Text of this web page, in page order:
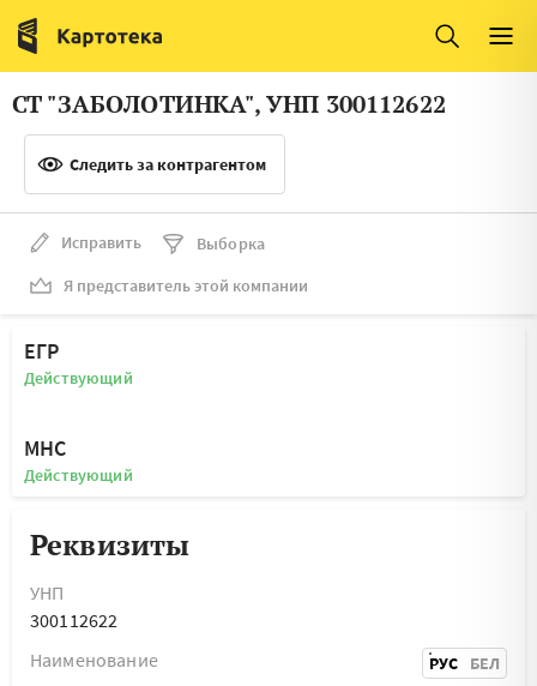
Италия
Люксембург
Литва
Нидерланды
СТ "ЗАБОЛОТИНКА", УНП 300112622
Следить за контрагентом
Исправить
Выборка
Я представитель этой компании
ЕГР
Действующий
МНС
Действующий
Реквизиты
УНП
300112622
Наименование
РУС БЕЛ